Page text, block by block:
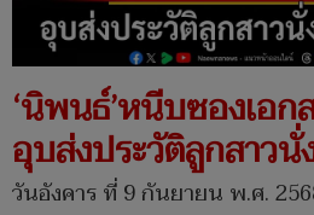
‘นิพนธ์’หนีบซองเอกส
อุบส่งประวัติลูกสาวนั่
วันอังคาร ที่ 9 กันยายน พ.ศ.